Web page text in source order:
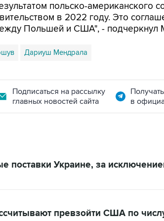
польско-американского
в 2022 году. Это
Польшей и США", - подчеркнул
Дариуш Мендрала
Подписаться на рассылку
главных новостей сайта
в
поставки Украине, за
превзойти США по